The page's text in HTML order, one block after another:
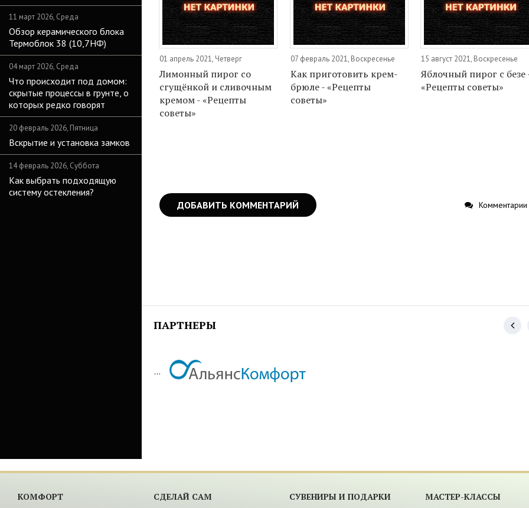
11 март 2026, Среда
Обзор керамического блока
Термоблок 38 (10,7НФ)
04 март 2026, Среда
Что происходит под домом:
скрытые процессы в грунте, о
которых редко говорят
20 февраль 2026, Пятница
Вскрытие и установка замков
14 февраль 2026, Суббота
Как выбрать подходящую
систему остекления?
01 апрель 2021, Четверг
Лимонный пирог со
сгущёнкой и сливочным
кремом - «Рецепты
советы»
07 февраль 2021, Воскресенье
Как приготовить крем-
брюле - «Рецепты
советы»
15 август 2021, Воскресенье
Яблочный пирог с безе
«Рецепты советы»
ДОБАВИТЬ КОММЕНТАРИЙ Комментарии
ПАРТНЕРЫ
...
КОМФОРТ СДЕЛАЙ САМ СУВЕНИРЫ И ПОДАРКИ МАСТЕР-КЛАССЫ